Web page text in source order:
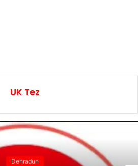
UK Tez
Dehradun